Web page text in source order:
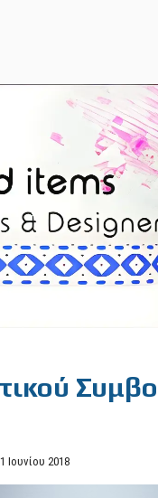
Ιουνίου 2018